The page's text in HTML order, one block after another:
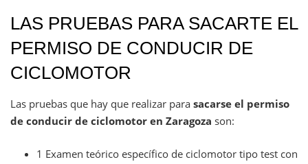
LAS PRUEBAS PARA SACARTE EL
PERMISO DE CONDUCIR DE
CICLOMOTOR
Las pruebas que hay que realizar para sacarse el permiso
de conducir de ciclomotor en Zaragoza son:
1 Examen teórico específico de ciclomotor tipo test con